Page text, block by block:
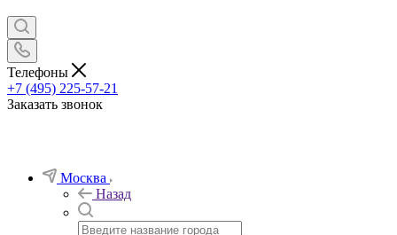
Телефоны
+7 (495) 225-57-21
Заказать звонок
Москва
Назад